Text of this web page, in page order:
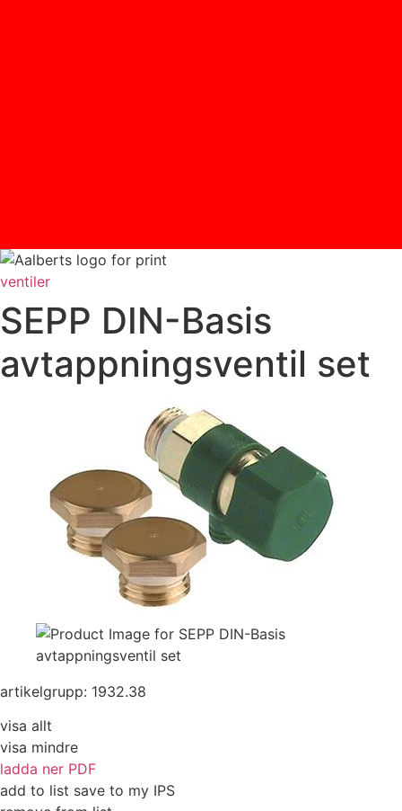
ventiler
SEPP DIN-Basis
avtappningsventil set
artikelgrupp: 1932.38
visa allt
visa mindre
ladda ner PDF
add to list save to my IPS